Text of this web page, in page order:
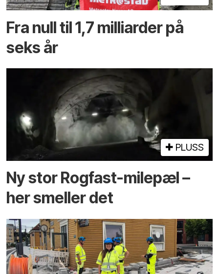
Fra null til 1,7 milliarder på
seks år
PLUSS
Ny stor Rogfast-milepæl –
her smeller det